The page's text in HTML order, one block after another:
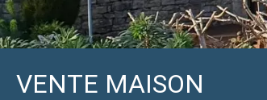
VENTE MAISON